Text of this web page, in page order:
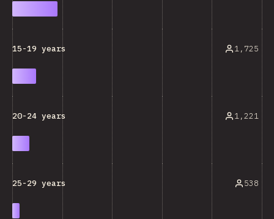
15-19 years 1,725
20-24 years 1,221
25-29 years 538